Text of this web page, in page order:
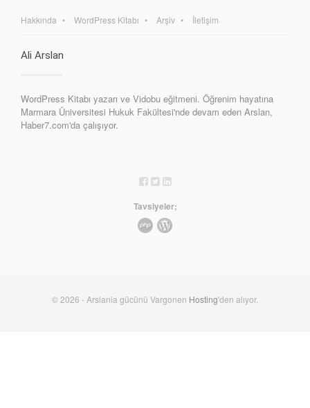
Hakkında WordPress Kitabı Arşiv İletişim
Ali Arslan
WordPress Kitabı yazarı ve Vidobu eğitmeni. Öğrenim hayatına
Marmara Üniversitesi Hukuk Fakültesi'nde devam eden Arslan,
Haber7.com'da çalışıyor.
Tavsiyeler;
© 2026 - Arslania gücünü Vargonen Hosting'den alıyor.